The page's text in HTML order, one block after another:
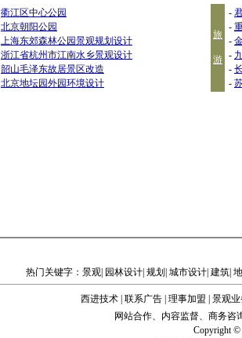
衢江区中心公园
北京朝阳公园
上海东郊森林公园景观规划设计
浙江省杭州市江南水乡景观设计
韶山毛泽东故居景区改造
北京地坛园外园环境设计
旅
游
-
-
-
-
-
-
热门关键字： 景观 园林设计 规划 城市设计 建筑
西进技术 联系广告 理事加盟
景观
网站合作、内容监督、商务咨
Copyright